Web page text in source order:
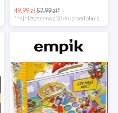
49.99 zł57.99 zł*